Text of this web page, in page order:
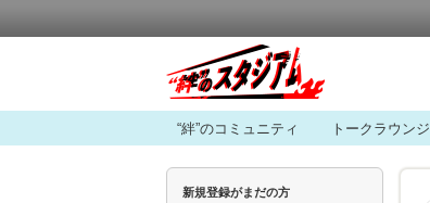
“絆”のコミュニティ トークラウンジ
新規登録がまだの方